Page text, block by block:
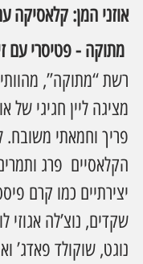
אוזני המן: קלאסיקה
רשת “מתוקה”,
מציגה ליין חגיגי של
פריך וחמאתי
הקלאסיים  פרג
יצירתיים כמו קרם
שקדים, נוצ’לה אגוזי
נוגט, שוקולד פאדג’